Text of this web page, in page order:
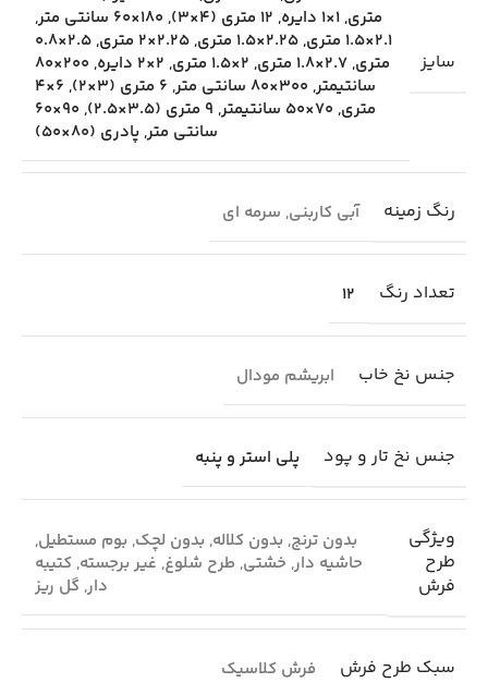
سایز
متری,1×1 دایره , 12 متری (4×3) , 180×60 سانتی متر
,
2.1×1.5 متری
,2.25×1.5 متری ,2.25×2 متری ,
2.5×0.8
متری,2.7×1.8 متری , 2×1.5 متری , 2×2 دایره ,
200×80
سانتیمتر, 300×80 سانتی متر , 6 متری (3×2) ,
6×4
متری, 70×50 سانتیمتر , 9 متری (3.5×2.5) ,
90×60
سانتی متر,پادری (80×50)
رنگ زمینه آبی کاربنی, سرمه ای
تعداد رنگ 12
جنس نخ خاب ابریشم مودال
جنس نخ تار و پود پلی استر و پنبه
ویژگی
طرح
فرش
بدون ترنج, بدون کلاله, بدون لچک, بوم مستطیل,
حاشیه دار, خشتی, طرح شلوغ, غیر برجسته, کتیبه
دار, گل ریز
سبک طرح فرش فرش کلاسیک